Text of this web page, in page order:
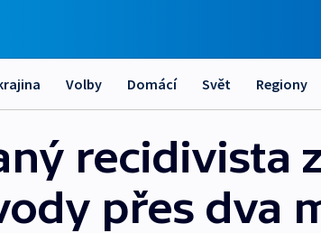
Volby Domácí Svět Regiony
recidivista
přes dva